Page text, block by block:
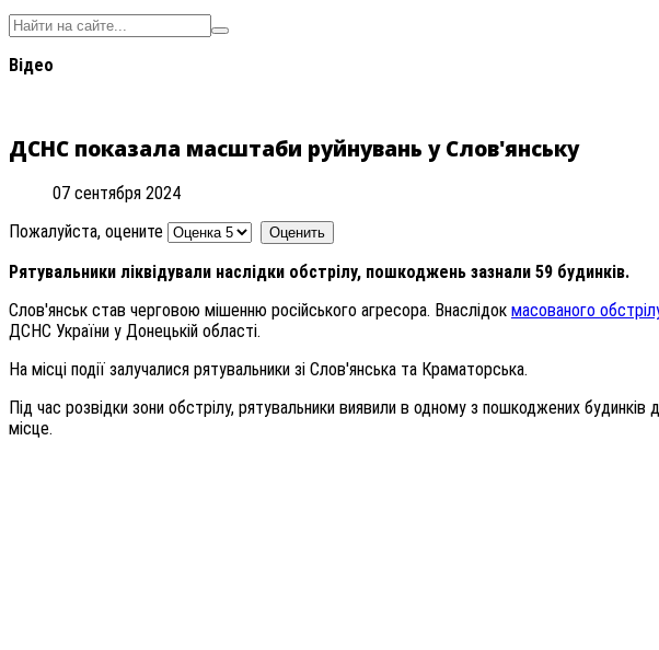
Відео
ДСНС показала масштаби руйнувань у Слов'янську
07 сентября 2024
Пожалуйста, оцените
Рятувальники ліквідували наслідки обстрілу, пошкоджень зазнали 59 будинків.
Слов'янськ став черговою мішенню російського агресора. Внаслідок масованого
ДСНС України у Донецькій області.
На місці події залучалися рятувальники зі Слов'янська та Краматорська.
Під час розвідки зони обстрілу, рятувальники виявили в одному з пошкоджених
місце.